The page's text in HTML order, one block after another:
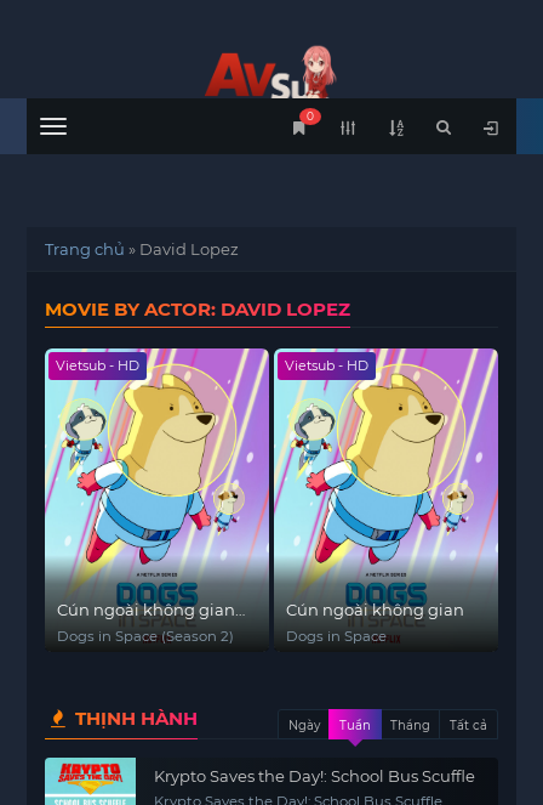
Menu
0
Trang chủ » David Lopez
MOVIE BY ACTOR: DAVID LOPEZ
Vietsub - HD
Cún ngoài không gian
(Phần 2)
Dogs in Space (Season 2)
Vietsub - HD
Cún ngoài không gian
Dogs in Space
THỊNH HÀNH Ngày Tuần Tháng Tất cả
Krypto Saves the Day!: School Bus Scuffle
Krypto Saves the Day!: School Bus Scuffle